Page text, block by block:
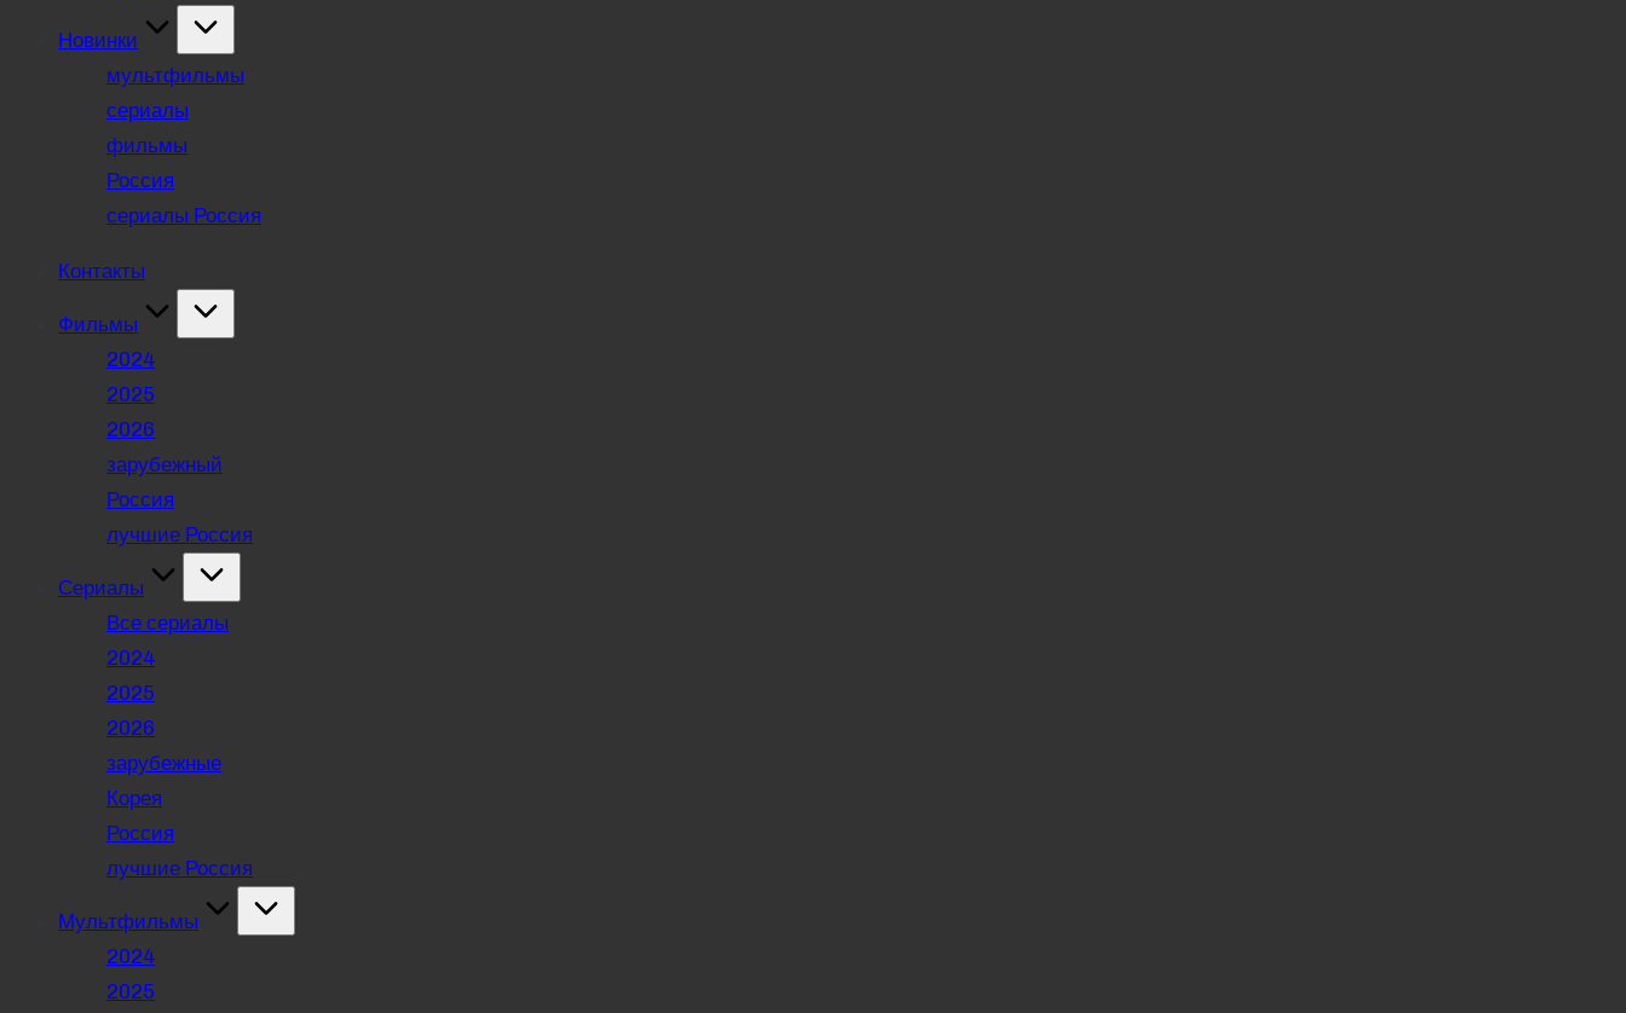
Новинки
мультфильмы
сериалы
фильмы
Россия
сериалы Россия
Контакты
Фильмы
2024
2025
2026
зарубежный
Россия
лучшие Россия
Сериалы
Все сериалы
2024
2025
2026
зарубежные
Корея
Россия
лучшие Россия
Мультфильмы
2024
2025